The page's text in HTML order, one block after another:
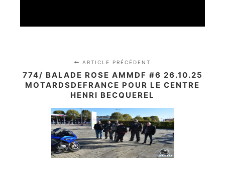
ARTICLE PRÉCÉDENT
774/ BALADE ROSE AMMDF #6 26.10.25
MOTARDSDEFRANCE POUR LE CENTRE
HENRI BECQUEREL